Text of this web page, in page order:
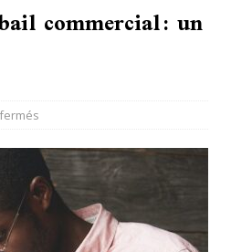
commercial: un